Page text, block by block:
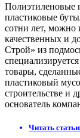
Полиэтиленовые
пластиковые
сотни лет, можно
качественных и
Строй» из
товары,
пластиковый
строительстве и
основатель
Читать